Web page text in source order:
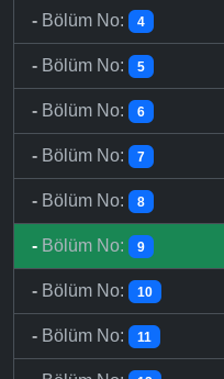
- Bölüm No: 4
- Bölüm No: 5
- Bölüm No: 6
- Bölüm No: 7
- Bölüm No: 8
- Bölüm No: 9
- Bölüm No: 10
- Bölüm No: 11